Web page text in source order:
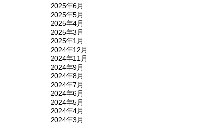
2025年6月
2025年5月
2025年4月
2025年3月
2025年1月
2024年12月
2024年11月
2024年9月
2024年8月
2024年7月
2024年6月
2024年5月
2024年4月
2024年3月